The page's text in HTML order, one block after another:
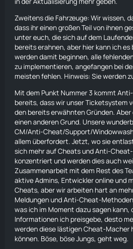
Zweitens die Fahrzeuge: Wir wissen,
dass ihr einen großen Teil von ihnen
unter euch, die sich auf dem
bereits erahnen, aber hier kann ich
werden damit beginnen, alle
zu implementieren, angefangen bei
meisten fehlen. Hinweis: Sie werden
Mit dem Punkt Nummer 3 kommt
bereits, dass wir unser Ticketsystem
den bereits erwähnten Gründen.
einen anderen Grund. Unsere
CM/Anti-Cheat/Support/
allem überfordert. Jetzt, wo sie
sich mehr auf Cheats und Anti-
konzentriert und werden dies auch
Zusammenarbeit mit dem Rest des
aktive Admins, Entwickler online und
Cheats, aber wir arbeiten hart an
Meldungen und Anti-Cheat-
was ich im Moment dazu sagen kann,
Informationen ich preisgebe, desto
werden diese lästigen Cheat-Macher
können. Böse, böse Jungs, geht weg.